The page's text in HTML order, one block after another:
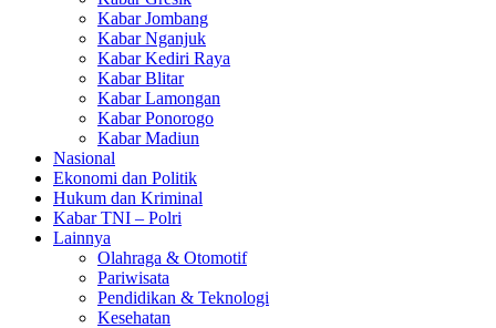
Kabar Jombang
Kabar Nganjuk
Kabar Kediri Raya
Kabar Blitar
Kabar Lamongan
Kabar Ponorogo
Kabar Madiun
Nasional
Ekonomi dan Politik
Hukum dan Kriminal
Kabar TNI – Polri
Lainnya
Olahraga & Otomotif
Pariwisata
Pendidikan & Teknologi
Kesehatan